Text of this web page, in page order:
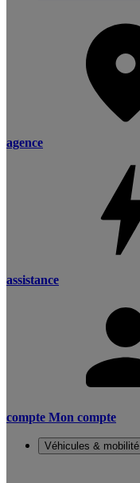
agence
assistance
compte Mon compte
Véhicules & mobilité